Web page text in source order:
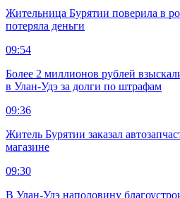
Жительница Бурятии поверила в
потеряла деньги
09:54
Более 2 миллионов рублей
в Улан-Удэ за долги по штрафам
09:36
Житель Бурятии заказал
магазине
09:30
В Улан-Удэ наполовину